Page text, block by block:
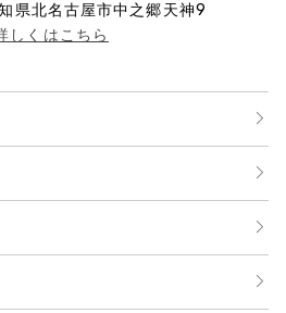
県北名古屋市中之郷天神9
しくはこちら